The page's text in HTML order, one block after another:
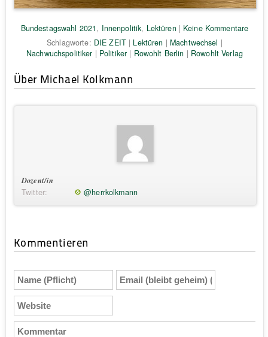
Bundestagswahl 2021, Innenpolitik, Lektüren| Keine Kommentare
Schlagworte: DIE ZEIT| Lektüren | Machtwechsel |
Nachwuchspolitiker | Politiker | Rowohlt Berlin | Rowohlt Verlag
Über Michael Kolkmann
Dozent/in
Twitter:
@herrkolkmann
Kommentieren
Name
(Pflicht)
Email
(bleibt
Website
Kommentar